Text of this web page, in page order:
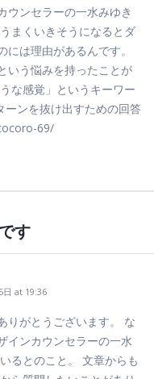
ウンセラーの一水みゆき
まくいきそうになるとダ
は理由があるんです。
いう悩みを持ったことが
な感覚」というキーワー
ーンを抜け出すための回答
69/
す
at 19:36
りがとうございます。 な
インカウンセラーの一水
るとのこと。 文章からも